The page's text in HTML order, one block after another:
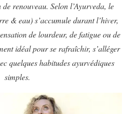
renouveau. Selon l’Ayurveda, le
& eau) s’accumule durant l’hiver,
de lourdeur, de fatigue ou de
idéal pour se rafraîchir, s’alléger
quelques habitudes ayurvédiques
simples.